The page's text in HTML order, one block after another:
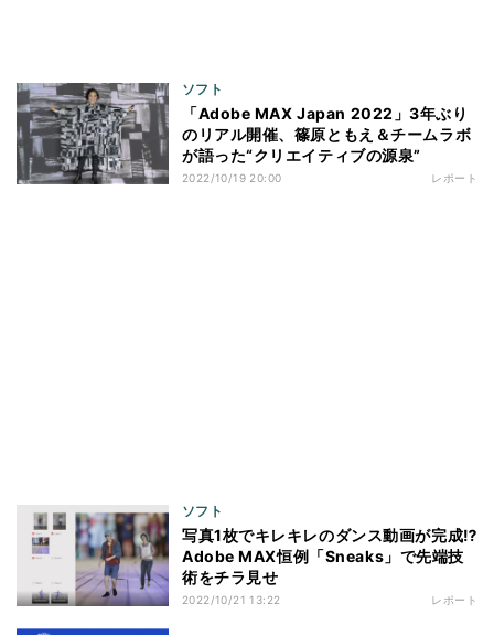
ソフト
「Adobe MAX Japan 2022」3年ぶり
のリアル開催、篠原ともえ＆チームラボ
が語った“クリエイティブの源泉”
2022/10/19 20:00 レポート
ソフト
写真1枚でキレキレのダンス動画が完成⁉
Adobe MAX恒例「Sneaks」で先端技
術をチラ見せ
2022/10/21 13:22 レポート